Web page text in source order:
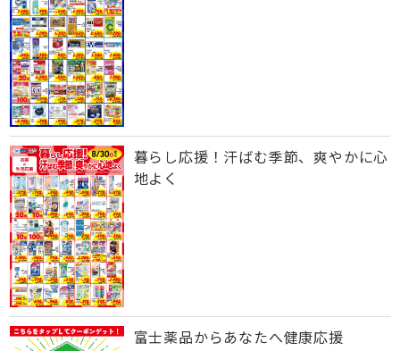
暮らし応援！汗ばむ季節、爽やかに心
地よく
富士薬品からあなたへ健康応援